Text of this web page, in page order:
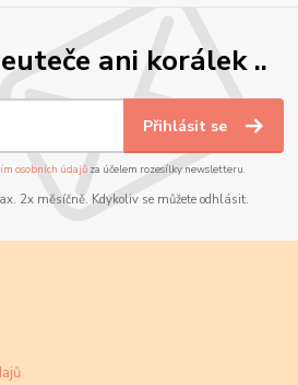
ani korálek ..
Přihlásit se
osobních údajůza účelem rozesílky newsletteru.
2x měsíčně. Kdykoliv se můžete odhlásit.